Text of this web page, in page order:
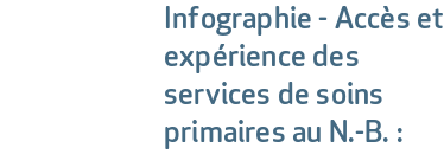
Infographie - Accès et
expérience des
services de soins
primaires au N.-B. :